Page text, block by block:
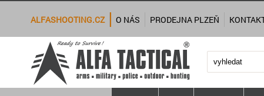
ALFASHOOTING.CZ O NÁS PRODEJNA PLZEŇ